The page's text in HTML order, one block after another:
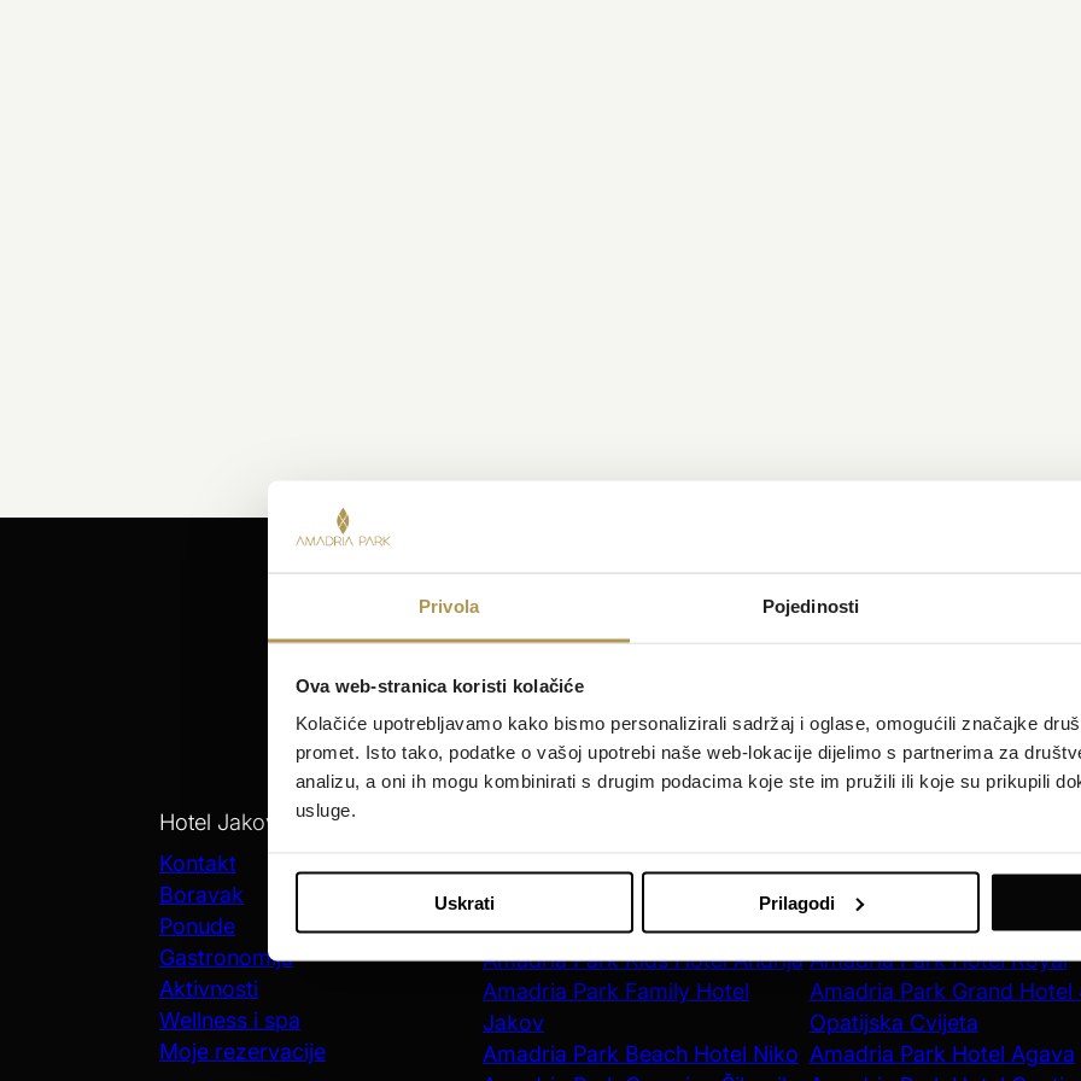
Privola Pojedinosti
Ova web-stranica koristi kolačiće
Kolačiće upotrebljavamo kako bismo personalizirali sadržaj i oglase, omogućili značajke
promet. Isto tako, podatke o vašoj upotrebi naše web-lokacije dijelimo s partnerima za
analizu, a oni ih mogu kombinirati s drugim podacima koje ste im pružili ili koje su prikupili
usluge.
Uskrati Prilagodi
Hotel Jakov
Kontakt
Boravak
Ponude
Gastronomija
Aktivnosti
Wellness i spa
Moje rezervacije
Amadria Park Hotel Ivan
Amadria Park Beach Hotel Jure
Amadria Park Kids Hotel Andrija
Amadria Park Family Hotel
Jakov
Amadria Park Beach Hotel Niko
Amadria Park Hotel Milenij
Amadria Park Hotel Sveti
Amadria Park Hotel Royal
Amadria Park Grand Hotel
Opatijska Cvijeta
Amadria Park Hotel Agava